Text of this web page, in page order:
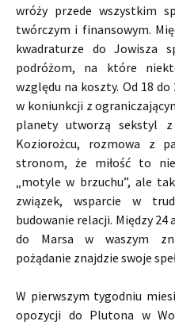
wróży przede wszystkim
twórczym i finansowym.
kwadraturze do Jowisza
podróżom, na które
względu na koszty. Od 18
w koniunkcji z
planety utworzą sekstyl z
Koziorożcu, rozmowa z
stronom, że miłość to
„motyle w brzuchu”, ale
związek, wsparcie w
budowanie relacji. Między 24
do Marsa w waszym
pożądanie znajdzie swoje
W pierwszym tygodniu
opozycji do Plutona w